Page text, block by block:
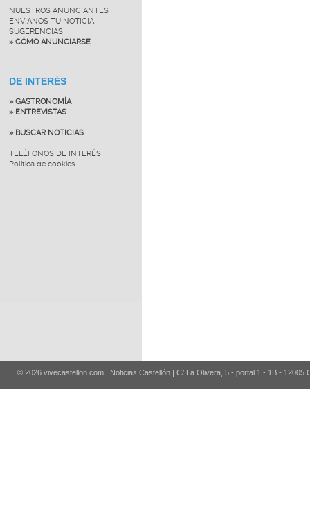
NUESTROS ANUNCIANTES
ENVÍANOS TU NOTICIA
SUGERENCIAS
» CÓMO ANUNCIARSE
DE INTERÉS
» GASTRONOMÍA
» ENTREVISTAS
» BUSCAR NOTICIAS
TELÉFONOS DE INTERÉS
Política de cookies
© 2026 vivecastellon.com | Noticias Castellón | C/ La Olivera, 5 - portal 1 - 1B - 12005